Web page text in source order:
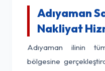
Adıyaman
Nakliyat
Adıyaman ilinin
bölgesine